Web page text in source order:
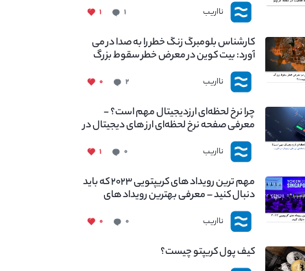
نااریب ۱ ۱
کارشناس بلومبرگ زنگ خطر را به صدا در می
آورد: بیت کوین در معرض خطر سقوط بزرگ
است - دلیل آن چیست؟
نااریب ۲ ۰
چرا نرخ لحظه‌ای ارزدیجیتال مهم است؟ -
معرفی صفحه نرخ لحظه‌ای ارز های دیجیتال در
نااریب
نااریب ۰ ۱
مهم ترین رویداد های کریپتویی ۲۰۲۳ که باید
دنبال کنید – معرفی بهترین رویداد های
جهانی
نااریب ۰ ۰
کیف پول کریپتو چیست؟